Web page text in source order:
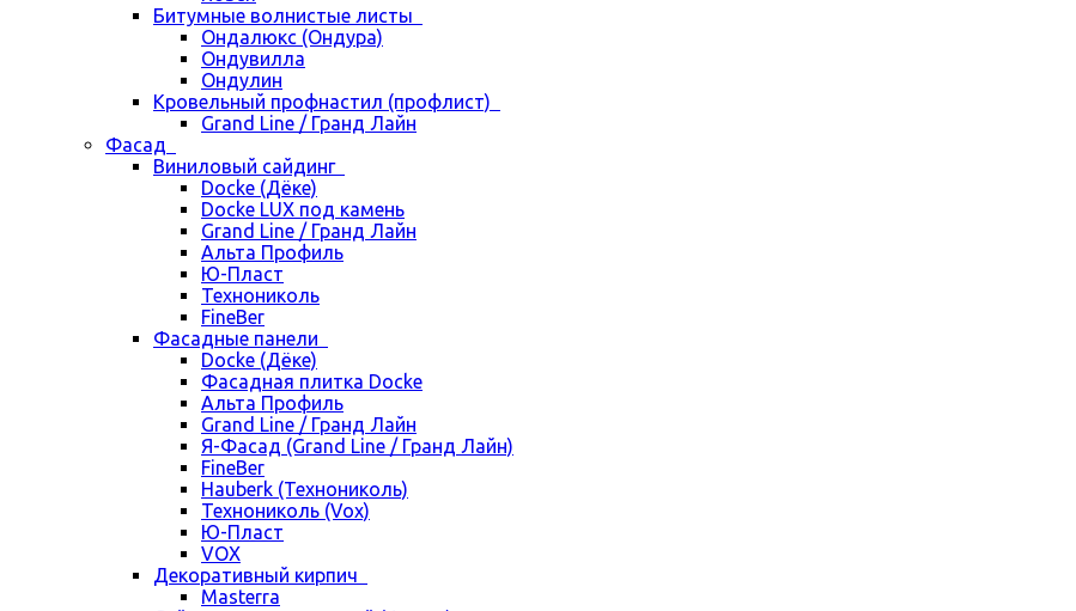
Битумные волнистые листы
Ондалюкс (Ондура)
Ондувилла
Ондулин
Кровельный профнастил (профлист)
Grand Line / Гранд Лайн
Фасад
Виниловый сайдинг
Docke (Дёке)
Docke LUX под камень
Grand Line / Гранд Лайн
Альта Профиль
Ю-Пласт
Технониколь
FineBer
Фасадные панели
Docke (Дёке)
Фасадная плитка Docke
Альта Профиль
Grand Line / Гранд Лайн
Я-Фасад (Grand Line / Гранд Лайн)
FineBer
Hauberk (Технониколь)
Технониколь (Vox)
Ю-Пласт
VOX
Декоративный кирпич
Masterra